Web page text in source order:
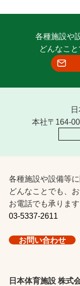
各種施設や
どんなこ
本社〒164-
各種施設や設備等
どんなことでも、
お電話でも承ります
03-5337-2611
お問い合わせ
日本体育施設 株式